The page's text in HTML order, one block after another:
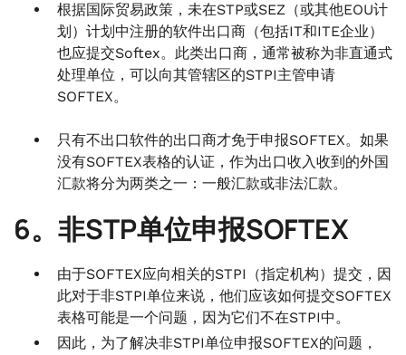
根据国际贸易政策，未在STP或SEZ（或其他EOU计
划）计划中注册的软件出口商（包括IT和ITE企业）
也应提交Softex。此类出口商，通常被称为非直通式
处理单位，可以向其管辖区的STPI主管申请
SOFTEX。
只有不出口软件的出口商才免于申报SOFTEX。如果
没有SOFTEX表格的认证，作为出口收入收到的外国
汇款将分为两类之一：一般汇款或非法汇款。
6。非STP单位申报SOFTEX
由于SOFTEX应向相关的STPI（指定机构）提交，因
此对于非STPI单位来说，他们应该如何提交SOFTEX
表格可能是一个问题，因为它们不在STPI中。
因此，为了解决非STPI单位申报SOFTEX的问题，